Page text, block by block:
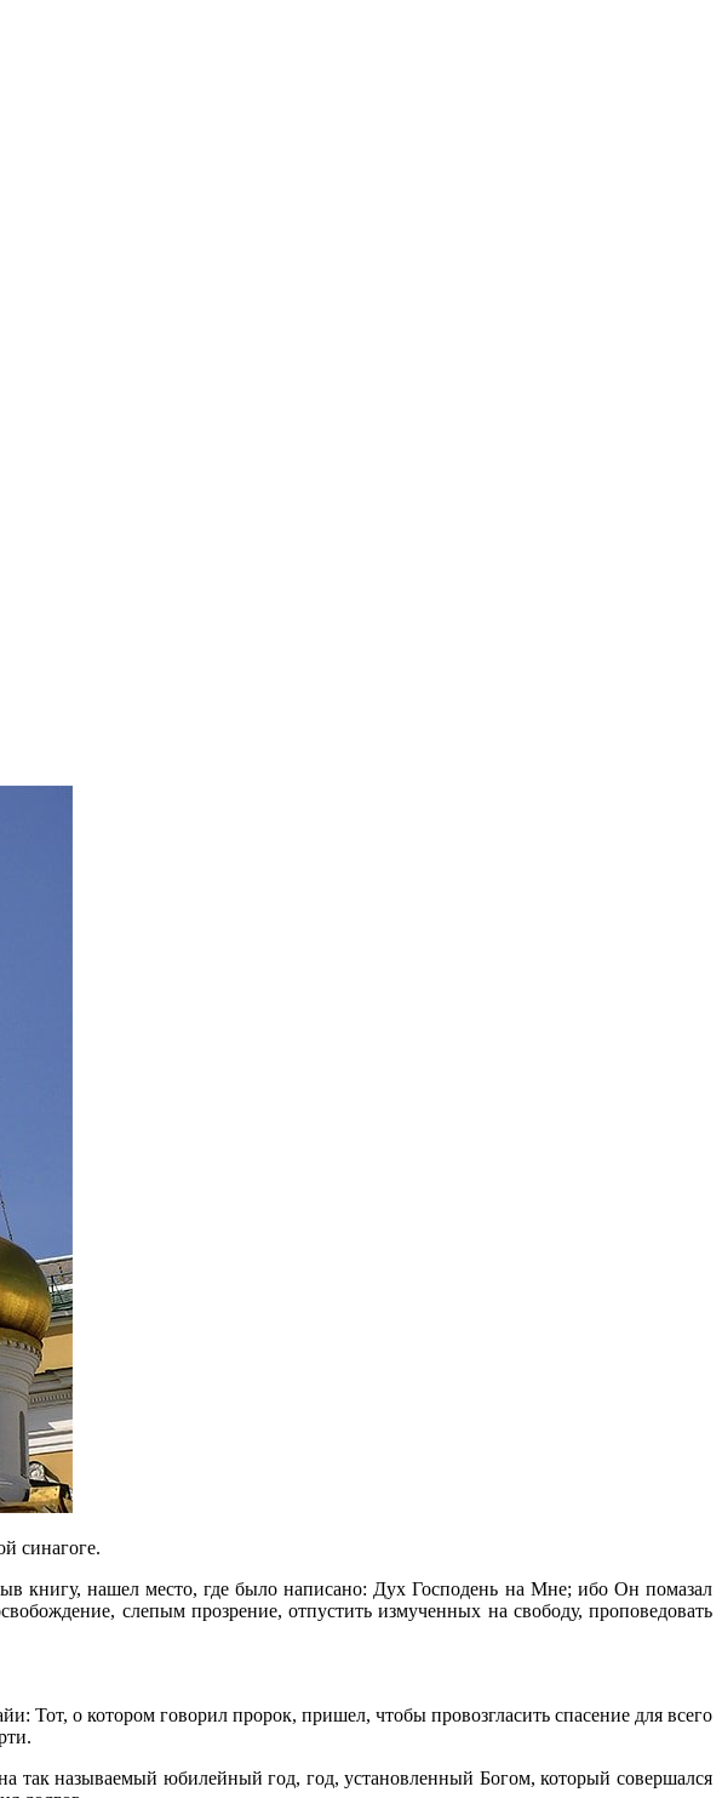
синагоге.
книгу, нашел место, где было написано: Дух Господень на Мне; ибо Он помазал
слепым прозрение, отпустить измученных на свободу, проповедовать
Тот, о котором говорил пророк, пришел, чтобы провозгласить спасение для всего
так называемый юбилейный год, год, установленный Богом, который совершался